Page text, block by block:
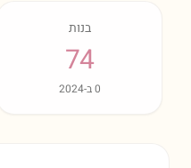
בנות
74
0ב-2024